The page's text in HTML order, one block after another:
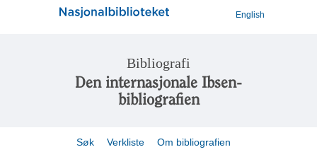
English
Bibliografi
Den internasjonale Ibsen-
bibliografien
Søk Verkliste Om bibliografien